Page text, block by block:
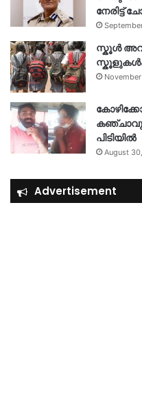
നേരിട്ട്
സ്കൂൾ
പിടിയിൽ
August
Advertisement